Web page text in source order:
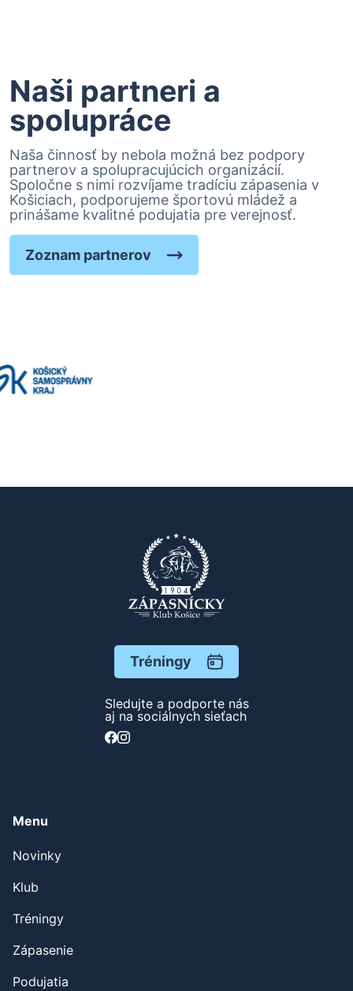
Naši partneri a
spolupráce
Naša činnosť by nebola možná bez podpory
partnerov a spolupracujúcich organizácií.
Spoločne s nimi rozvíjame tradíciu zápasenia v
Košiciach, podporujeme športovú mládež a
prinášame kvalitné podujatia pre verejnosť.
Zoznam partnerov
Tréningy
Sledujte a podporte nás
aj na sociálnych sieťach
Menu
Novinky
Klub
Tréningy
Zápasenie
Podujatia